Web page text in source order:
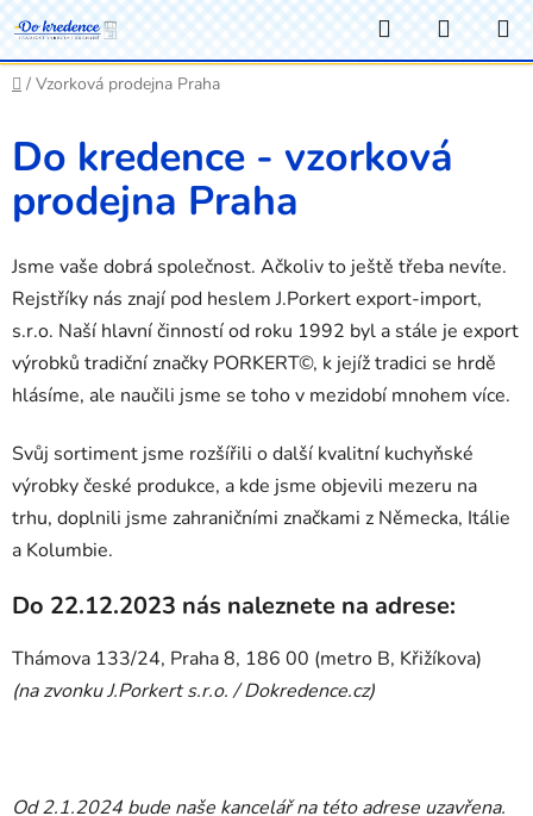
Přejít
na
obsah
Hledat
KOŠÍK
Domů
/ Vzorková prodejna Praha
Do kredence - vzorková
prodejna Praha
Jsme vaše dobrá společnost. Ačkoliv to ještě třeba nevíte.
Rejstříky nás znají pod heslem J.Porkert export-import,
s.r.o. Naší hlavní činností od roku 1992 byl a stále je export
výrobků tradiční značky PORKERT©, k jejíž tradici se hrdě
hlásíme, ale naučili jsme se toho v mezidobí mnohem více.
Svůj sortiment jsme rozšířili o další kvalitní kuchyňské
výrobky české produkce, a kde jsme objevili mezeru na
trhu, doplnili jsme zahraničními značkami z Německa, Itálie
a Kolumbie.
Do 22.12.2023 nás naleznete na adrese:
Thámova 133/24, Praha 8, 186 00 (metro B, Křižíkova)
(na zvonku J.Porkert s.r.o. / Dokredence.cz)
Od 2.1.2024 bude naše kancelář na této adrese uzavřena.